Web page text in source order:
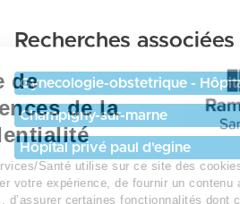
Recherches associées
Gynecologie-obstetrique -
Champigny-sur-marne
Hôpital privé paul d'egine
de
de la
Services/Santé utilise sur ce site
votre expérience, de fournir
intérêts, d’assurer certaines